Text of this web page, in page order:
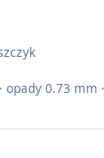
0.73 mm